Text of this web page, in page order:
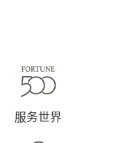
服务世界